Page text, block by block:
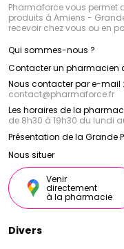
Pharmaforce vous permet
produits à Amiens -
recevoir chez vous ou en
Qui sommes-nous ?
Contacter un pharmacien
Nous contacter par e-mail :
contact@pharmaforce.fr
Les horaires de la
de 8h30 à 19h30 du lundi
Présentation de la Grande
Nous situer
Venir
directement
à la pharmacie
Divers